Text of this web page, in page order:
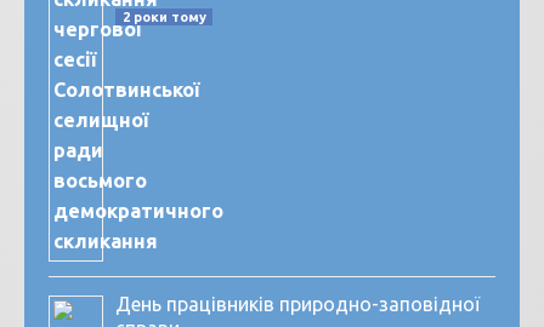
2 роки тому
День працівників природно-заповідної